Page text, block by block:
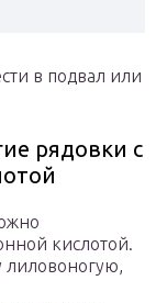
в подвал или
рядовки с
кислотой.
лиловоногую,